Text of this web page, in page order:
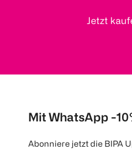
Jetzt
Mit WhatsApp -
Abonniere jetzt die BIPA